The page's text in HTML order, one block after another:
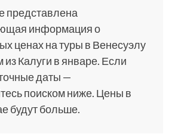
представлена
информация о
ценах на туры в Венесуэлу
из Калуги в январе. Если
даты —
поиском ниже. Цены в
будут больше.